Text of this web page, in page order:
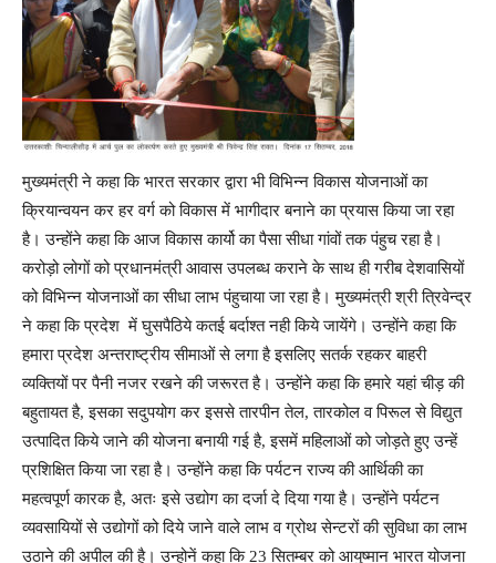
मुख्यमंत्री ने कहा कि भारत सरकार द्वारा भी विभिन्न विकास योजनाओं का
क्रियान्वयन कर हर वर्ग को विकास में भागीदार बनाने का प्रयास किया जा रहा
है। उन्होंने कहा कि आज विकास कार्यो का पैसा सीधा गांवों तक पंहुच रहा है।
करोड़ो लोगों को प्रधानमंत्री आवास उपलब्ध कराने के साथ ही गरीब देशवासियों
को विभिन्न योजनाओं का सीधा लाभ पंहुचाया जा रहा है। मुख्यमंत्री श्री त्रिवेन्द्र
ने कहा कि प्रदेश में घुसपैठिये कतई बर्दाश्त नही किये जायेंगे। उन्होंने कहा कि
हमारा प्रदेश अन्तराष्ट्रीय सीमाओं से लगा है इसलिए सतर्क रहकर बाहरी
व्यक्तियों पर पैनी नजर रखने की जरूरत है। उन्होंने कहा कि हमारे यहां चीड़ की
बहुतायत है, इसका सदुपयोग कर इससे तारपीन तेल, तारकोल व पिरूल से विद्युत
उत्पादित किये जाने की योजना बनायी गई है, इसमें महिलाओं को जोड़ते हुए उन्हें
प्रशिक्षित किया जा रहा है। उन्होंने कहा कि पर्यटन राज्य की आर्थिकी का
महत्वपूर्ण कारक है, अतः इसे उद्योग का दर्जा दे दिया गया है। उन्होंने पर्यटन
व्यवसायियों से उद्योगों को दिये जाने वाले लाभ व ग्रोथ सेन्टरों की सुविधा का लाभ
उठाने की अपील की है। उन्होनें कहा कि 23 सितम्बर को आयुष्मान भारत योजना